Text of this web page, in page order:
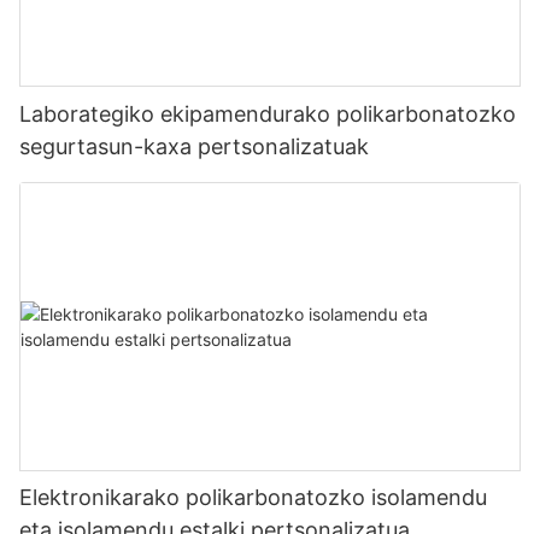
Laborategiko ekipamendurako polikarbonatozko
segurtasun-kaxa pertsonalizatuak
Elektronikarako polikarbonatozko isolamendu